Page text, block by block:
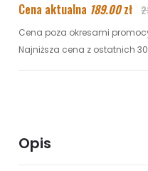
Cena aktualna 189.00zł
Cena poza okresami
Najniższa cena z ostatnich 30
Opis